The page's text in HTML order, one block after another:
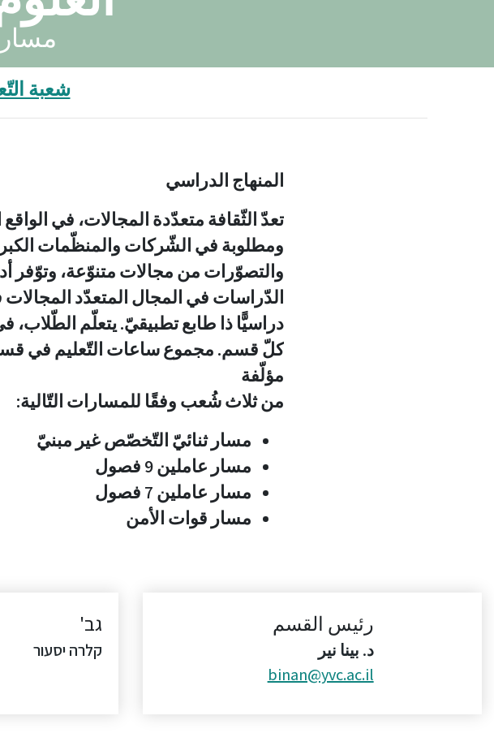
شعبة
المنهاج الدراسي
ومطلوبة في الشّركات والمنظّمات
والتصوّرات من مجالات متنوّعة، وتوّفر
الدّراسات في المجال المتعدّد المجالات
مؤلّفة
من ثلاث شُعب وفقًا للمسارات التّالية:
مسار ثنائيّ التّخصّص غير مبنيّ
مسار عاملين 9 فصول
مسار عاملين 7 فصول
مسار قوات الأمن
رئيس القسم
د. بينا نير
binan@yvc.ac.il
גב'
קלרה יסעור